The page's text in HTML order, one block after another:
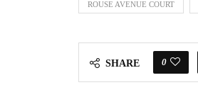
ROUSE AVENUE COURT
SHARE 0